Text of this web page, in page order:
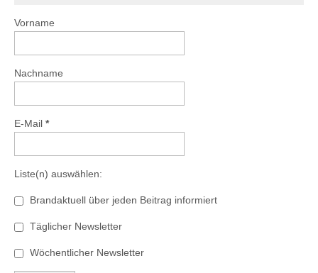
Vorname
Nachname
E-Mail *
Liste(n) auswählen:
Brandaktuell über jeden Beitrag informiert
Täglicher Newsletter
Wöchentlicher Newsletter